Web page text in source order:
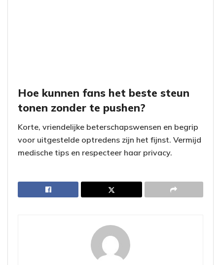
Hoe kunnen fans het beste steun
tonen zonder te pushen?
Korte, vriendelijke beterschapswensen en begrip
voor uitgestelde optredens zijn het fijnst. Vermijd
medische tips en respecteer haar privacy.